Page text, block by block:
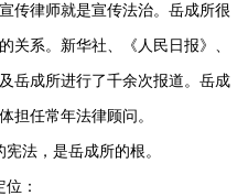
传律师就是宣传法治。岳成所很
关系。新华社、《人民日报》、
岳成所进行了千余次报道。岳成
担任常年法律顾问。
法，是岳成所的根。
：